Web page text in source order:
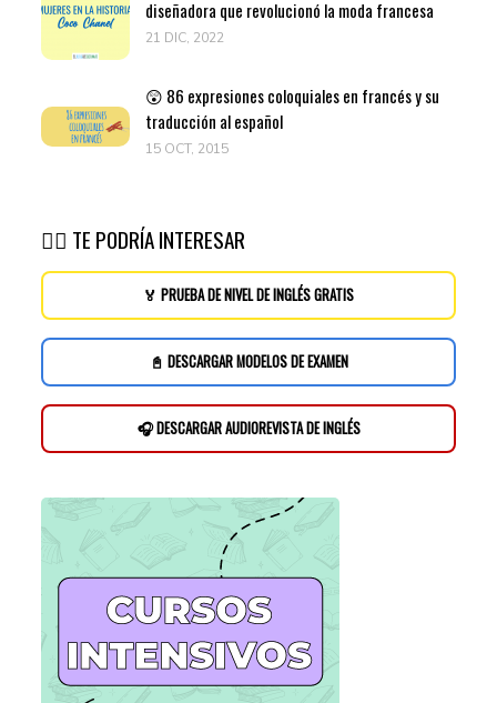
diseñadora que revolucionó la moda francesa
21 DIC, 2022
😲 86 expresiones coloquiales en francés y su
traducción al español
15 OCT, 2015
👉🏽 TE PODRÍA INTERESAR
🏅 PRUEBA DE NIVEL DE INGLÉS GRATIS
📓 DESCARGAR MODELOS DE EXAMEN
🎧 DESCARGAR AUDIOREVISTA DE INGLÉS